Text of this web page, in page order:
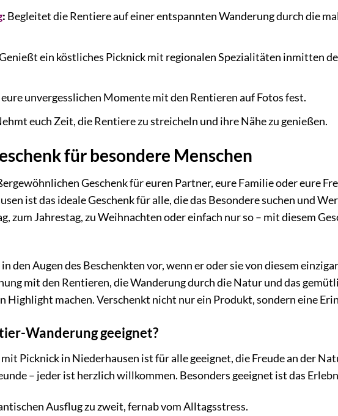
: Begleitet die Rentiere auf einer entspannten Wanderung durch die
ein köstliches Picknick mit regionalen Spezialitäten inmitten
unvergesslichen Momente mit den Rentieren auf Fotos fest.
euch Zeit, die Rentiere zu streicheln und ihre Nähe zu genießen.
für besondere Menschen
Geschenk für euren Partner, eure Familie oder eure
ist das ideale Geschenk für alle, die das Besondere suchen und
zum Jahrestag, zu Weihnachten oder einfach nur so – mit diesem
den Augen des Beschenkten vor, wenn er oder sie von diesem
mit den Rentieren, die Wanderung durch die Natur und das
Highlight machen. Verschenkt nicht nur ein Produkt, sondern eine
Wanderung geeignet?
Picknick in Niederhausen ist für alle geeignet, die Freude an der
– jeder ist herzlich willkommen. Besonders geeignet ist das
Ausflug zu zweit, fernab vom Alltagsstress.